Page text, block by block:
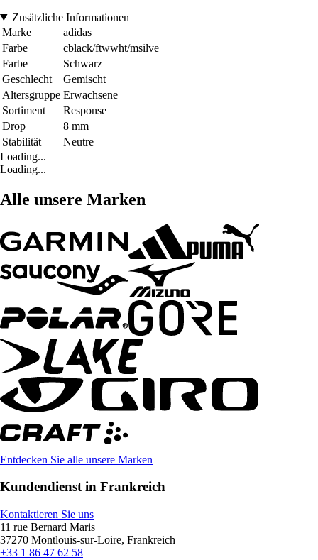
Zusätzliche Informationen
Marke
adidas
Farbe
cblack/ftwwht/msilve
Farbe
Schwarz
Geschlecht
Gemischt
Altersgruppe Erwachsene
Sortiment
Response
Drop
8 mm
Stabilität
Neutre
Loading...
Loading...
Alle unsere Marken
Entdecken Sie alle unsere Marken
Kundendienst in Frankreich
Kontaktieren Sie uns
11 rue Bernard Maris
37270 Montlouis-sur-Loire, Frankreich
+33 1 86 47 62 58